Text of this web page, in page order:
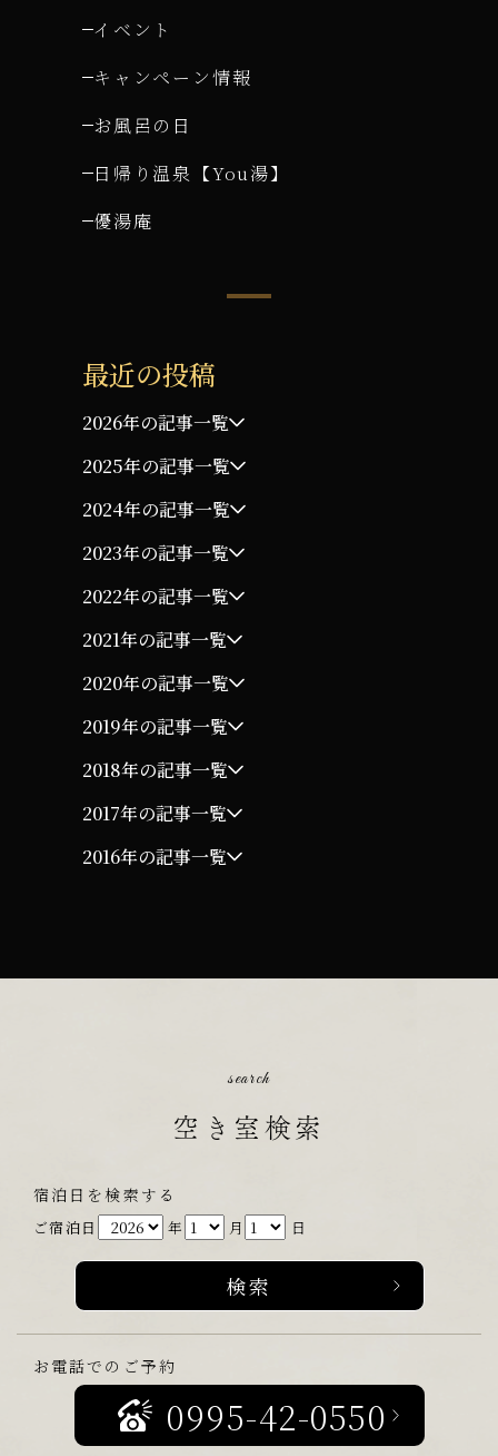
イベント
キャンペーン情報
お風呂の日
日帰り温泉【You湯】
優湯庵
最近の投稿
2026年の記事一覧
2025年の記事一覧
2024年の記事一覧
2023年の記事一覧
2022年の記事一覧
2021年の記事一覧
2020年の記事一覧
2019年の記事一覧
2018年の記事一覧
2017年の記事一覧
2016年の記事一覧
search
空き室検索
宿泊日を検索する
ご宿泊日 年 月 日
お電話でのご予約
0995-42-0550